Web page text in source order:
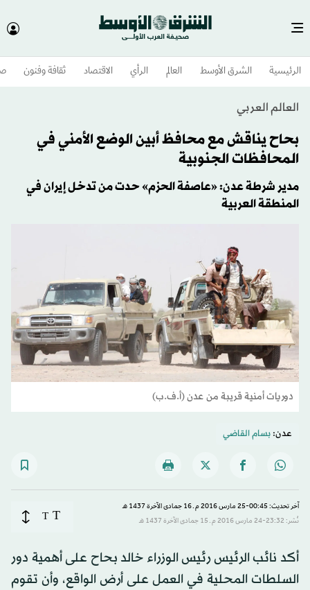
الرئيسية الشرق الأوسط​ العالم الرأي الاقتصاد ثقافة وفنون
العالم العربي
بحاح يناقش مع محافظ أبين الوضع الأمني في
المحافظات الجنوبية
مدير شرطة عدن: «عاصفة الحزم» حدت من تدخل إيران في
المنطقة العربية
دوريات أمنية قريبة من عدن (أ.ف.ب)
عدن:بسام القاضي
آخر تحديث: 00:45-25 مارس 2016 م ـ 16 جمادى الآخرة 1437 هـ
نُشر: 23:32-24 مارس 2016 م ـ 15 جمادى الآخرة 1437 هـ
T
T
أكد نائب الرئيس رئيس الوزراء خالد بحاح على أهمية دور
السلطات المحلية في العمل على أرض الواقع، وأن تقوم